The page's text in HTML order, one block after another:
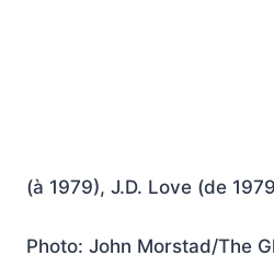
(à 1979), J.D. Love (de
Photo: John Morstad/The